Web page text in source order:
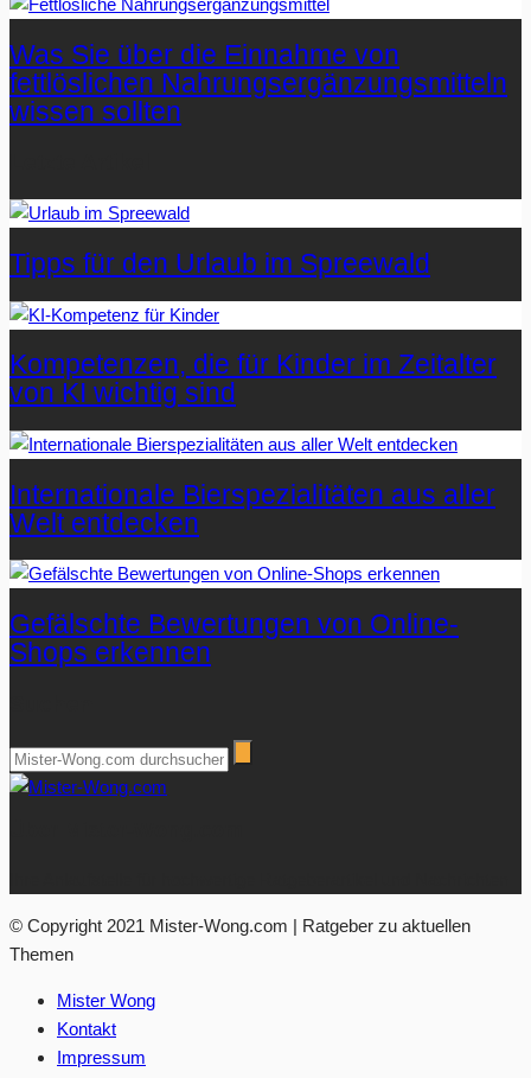
Was Sie über die Einnahme von
fettlöslichen Nahrungsergänzungsmitteln
wissen sollten
Tipps für den Urlaub im Spreewald
Kompetenzen, die für Kinder im Zeitalter
von KI wichtig sind
Internationale Bierspezialitäten aus aller
Welt entdecken
Gefälschte Bewertungen von Online-
Shops erkennen
© Copyright 2021 Mister-Wong.com | Ratgeber zu aktuellen
Themen
Mister Wong
Kontakt
Impressum